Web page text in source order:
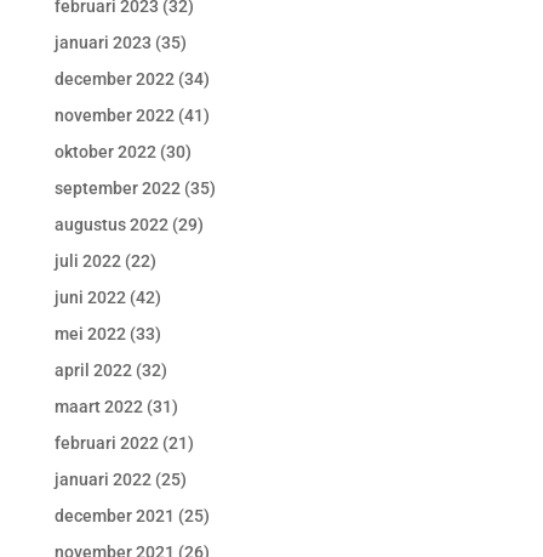
februari 2023 (32)
januari 2023 (35)
december 2022 (34)
november 2022 (41)
oktober 2022 (30)
september 2022 (35)
augustus 2022 (29)
juli 2022 (22)
juni 2022 (42)
mei 2022 (33)
april 2022 (32)
maart 2022 (31)
februari 2022 (21)
januari 2022 (25)
december 2021 (25)
november 2021 (26)